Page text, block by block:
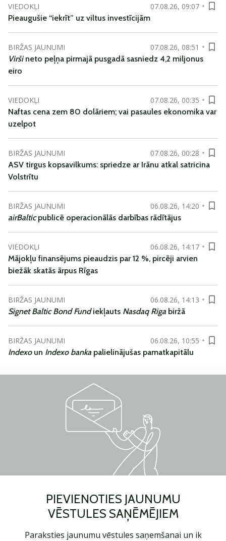
VIEDOKĻI
07.08.26, 09:07
Pieaugušie “iekrīt” uz viltus investīcijām
BIRŽAS JAUNUMI
07.08.26, 08:51
Viršineto peļņa pirmajā pusgadā sasniedz 4,2 miljonus
eiro
VIEDOKĻI
07.08.26, 00:35
Naftas cena zem 80 dolāriem; vai pasaules ekonomika var
uzelpot
BIRŽAS JAUNUMI
07.08.26, 00:28
ASV tirgus kopsavilkums: spriedze ar Irānu atkal satricina
Volstrītu
BIRŽAS JAUNUMI
06.08.26, 14:20
airBalticpublicē operacionālās darbības rādītājus
VIEDOKĻI
06.08.26, 14:17
Mājokļu finansējums pieaudzis par 12 %, pircēji arvien
biežāk skatās ārpus Rīgas
BIRŽAS JAUNUMI
06.08.26, 14:13
Signet Baltic Bond Fundiekļauts Nasdaq Riga biržā
BIRŽAS JAUNUMI
06.08.26, 10:55
Indexoun Indexo banka palielinājušas pamatkapitālu
PIEVIENOTIES JAUNUMU
VĒSTULES SAŅĒMĒJIEM
Paraksties jaunumu vēstules saņemšanai un ik